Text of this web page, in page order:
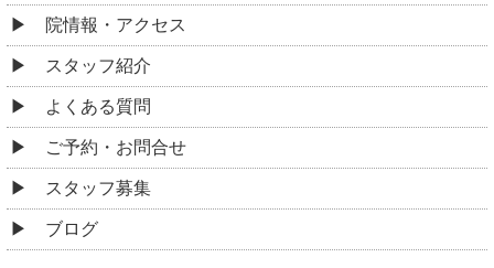
院情報・アクセス
スタッフ紹介
よくある質問
ご予約・お問合せ
スタッフ募集
ブログ